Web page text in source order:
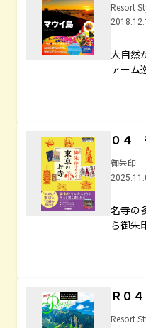
Resort
大自然
ァーム
０４
御朱印
名寺の
ら御朱
Ｒ０
Resort